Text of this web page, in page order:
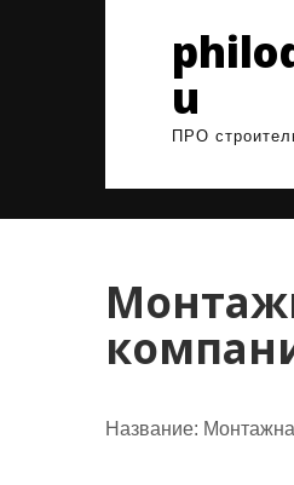
u
ПРО
Название: